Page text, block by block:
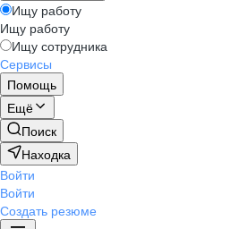
Ищу работу
Ищу работу
Ищу сотрудника
Сервисы
Помощь
Ещё
Поиск
Находка
Войти
Войти
Создать резюме